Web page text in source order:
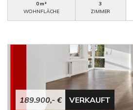
0 m²
WOHNFLÄCHE
3
ZIMMER
189.900,- € VERKAUFT